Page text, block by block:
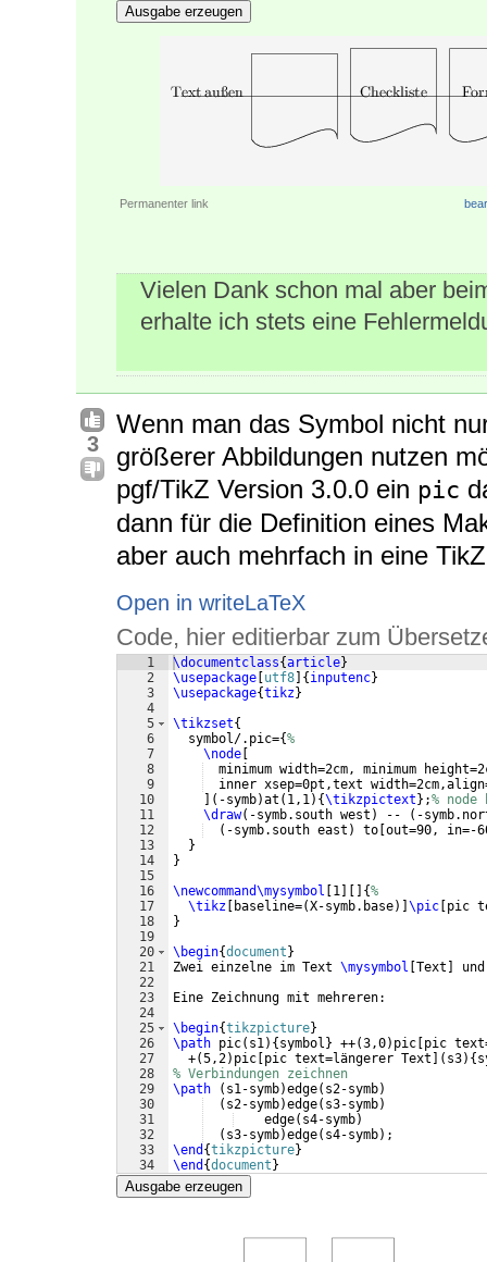
Ausgabe erzeugen
Permanenter link
Vielen Dank schon mal aber
erhalte ich stets eine
3
Wenn man das Symbol nicht
größerer Abbildungen nutzen
pgf/TikZ Version 3.0.0 ein pic
dann für die Definition eines
aber auch mehrfach in eine
Open in writeLaTeX
Code, hier editierbar zum
1
2
3
4
5
6
7
8
9
10
11
12
13
14
15
16
17
18
19
20
21
22
23
24
25
26
27
28
29
30
31
32
33
34
\documentclass{article}
\usepackage utf8 { inputenc}
\usepackage{tikz}
\tikzset{
  symbol/.pic=
{%
\node
minimum width=2cm, minimum
inner xsep=0pt,text
( -symb)at ( 1,1) {\tikzpictext } ;% node
\draw( -symb.south west ) -- ( -
( -symb.south east ) to out=90, in=-
}
}
\newcommand\mysymbol
1 {%
\tikz
baseline=(X-symb.base)] \pic pic
}
\begin{document }
Zwei einzelne im Text \mysymbol Text
Eine Zeichnung mit mehreren:
\begin{tikzpicture}
\path pic( s1) { symbol } ++(3,0) pic pic
  +
(5,2) pic pic text=längerer Text ( s3) {
% Verbindungen zeichnen
\path
( s1-symb)edge( s2-symb)
( s2-symb)edge( s3-symb)
    edge
( s4-symb)
( s3-symb)edge( s4-symb) ;
\end {tikzpicture}
\end {document }
Ausgabe erzeugen